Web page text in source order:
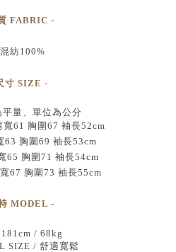
FABRIC -
紡100%
寸 SIZE -
量、單位為公分
61 胸圍67 袖長52cm
63 胸圍69 袖長53cm
65 胸圍71 袖長54cm
67 胸圍73 袖長55cm
MODEL -
/ 68kg
SIZE / 舒適寬鬆